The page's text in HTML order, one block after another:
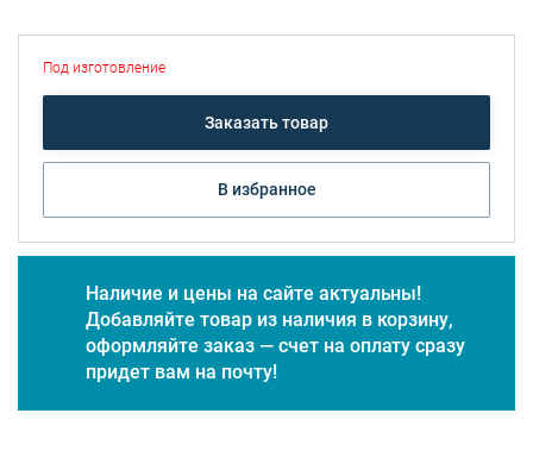
Под изготовление
Заказать товар
В избранное
Наличие и цены на сайте актуальны!
Добавляйте товар из наличия в корзину,
оформляйте заказ — счет на оплату сразу
придет вам на почту!